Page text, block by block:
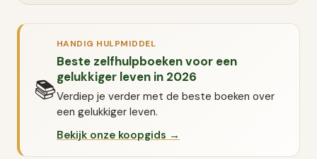
📚
HANDIG HULPMIDDEL
Beste zelfhulpboeken voor een
gelukkiger leven in 2026
Verdiep je verder met de beste boeken over
een gelukkiger leven.
Bekijk onze koopgids →